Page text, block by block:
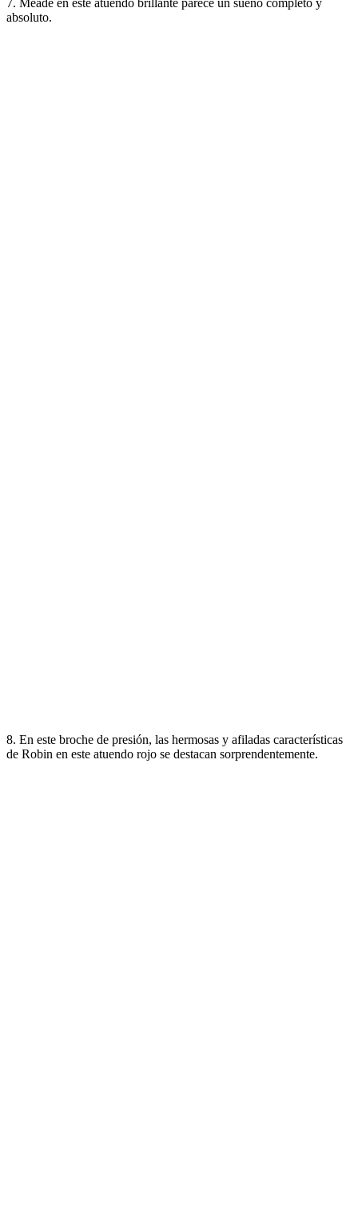
absoluto.
8. En este broche de presión, las hermosas y afiladas características
de Robin en este atuendo rojo se destacan sorprendentemente.